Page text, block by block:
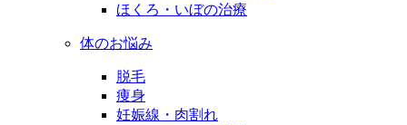
ほくろ・いぼの治療
体のお悩み
脱毛
痩身
妊娠線・肉割れ